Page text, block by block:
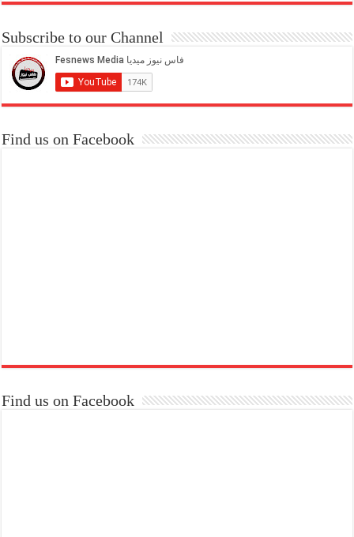
Subscribe to our Channel
Find us on Facebook
Find us on Facebook